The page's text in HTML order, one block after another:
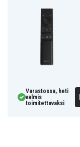
Varastossa, heti
valmis
toimitettavaksi